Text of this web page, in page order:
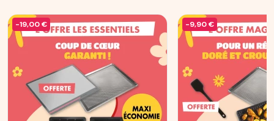
-19,00 € -9,90 €